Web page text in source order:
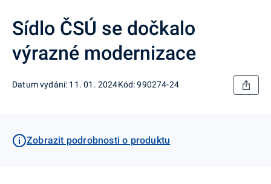
Sídlo ČSÚ se dočkalo
výrazné modernizace
Datum vydání: 11. 01. 2024Kód: 990274-24
Zobrazit podrobnosti o produktu